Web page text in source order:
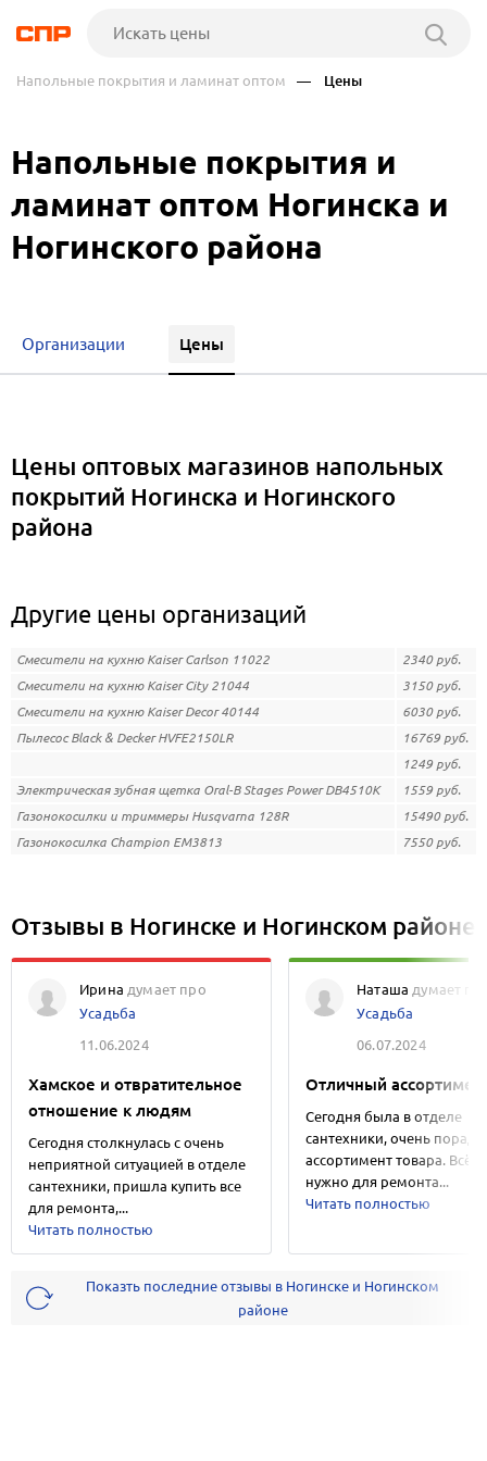
Напольные покрытия и ламинат оптом — Цены
Напольные покрытия и
ламинат оптом Ногинска и
Ногинского района
Организации Цены
Цены оптовых магазинов напольных
покрытий Ногинска и Ногинского
района
Другие цены организаций
Смесители на кухню Kaiser Carlson 11022 2340 руб.
Смесители на кухню Kaiser City 21044
3150 руб.
Смесители на кухню Kaiser Decor 40144
6030 руб.
Пылесос Black & Decker HVFE2150LR
16769 руб.
1249 руб.
Электрическая зубная щетка Oral-B Stages Power DB4510K
1559 руб.
Газонокосилки и триммеры Husqvarna 128R
15490 руб.
Газонокосилка Champion EM3813
7550 руб.
Отзывы в Ногинске и Ногинском районе
Ирина думает про
Усадьба
11.06.2024
Хамское и отвратительное
отношение к людям
Сегодня столкнулась с очень
неприятной ситуацией в отделе
сантехники, пришла купить все
для ремонта,...
Читать полностью
Наташа думает
Усадьба
06.07.2024
Отличный
Сегодня была в отделе
сантехники, очень
ассортимент товара. Всё
нужно для ремонта...
Читать полностью
Показть последние отзывы в Ногинске и Ногинском
районе